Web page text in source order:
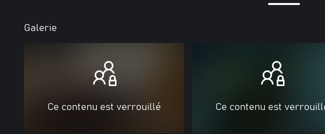
Galerie
Ce contenu est verrouillé Ce contenu est